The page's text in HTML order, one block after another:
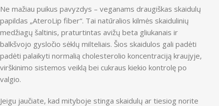
Ne mažiau puikus pavyzdys – veganams draugiškas skaidulų
papildas „AteroLip fiber“. Tai natūralios kilmės skaidulinių
medžiagų šaltinis, praturtintas avižų beta gliukanais ir
balkšvojo gysločio sėklų milteliais. Šios skaidulos gali padėti
padėti palaikyti normalią cholesterolio koncentraciją kraujyje,
virškinimo sistemos veiklą bei cukraus kiekio kontrolę po
valgio.
Jeigu jaučiate, kad mityboje stinga skaidulų ar tiesiog norite